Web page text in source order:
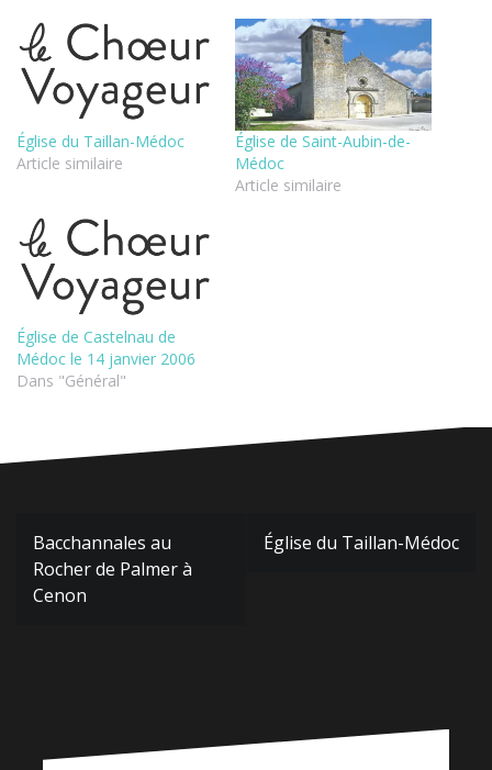
Église du Taillan-Médoc
Article similaire
Église de Saint-Aubin-de-
Médoc
Article similaire
Église de Castelnau de
Médoc le 14 janvier 2006
Dans "Général"
Navigation
de
l’article
Bacchannales au
Rocher de Palmer à
Cenon
Église du Taillan-Médoc